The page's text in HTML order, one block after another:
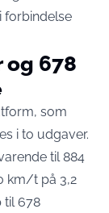
i forbindelse
678
som
i to udgaver.
til 884
km/t på 3,2
til 678